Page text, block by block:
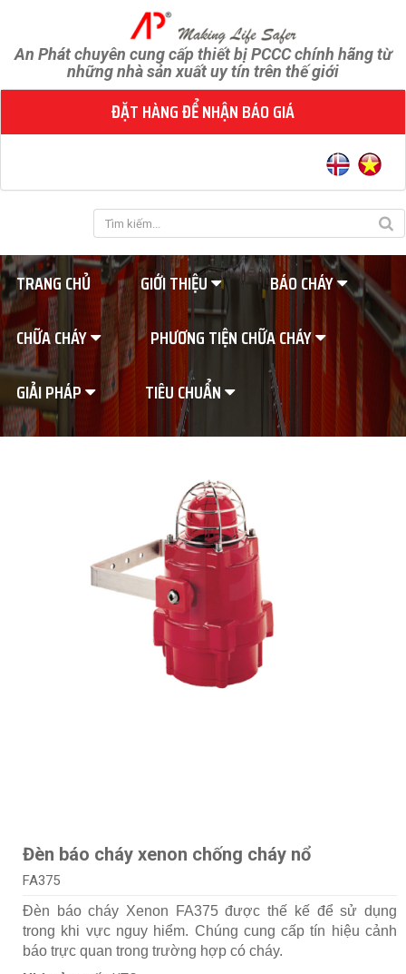
An Phát chuyên cung cấp thiết bị PCCC chính hãng từ
những nhà sản xuất uy tín trên thế giới
ĐẶT HÀNG ĐỂ NHẬN BÁO GIÁ
TRANG CHỦ GIỚI THIỆU
BÁO CHÁY
CHỮA CHÁY
PHƯƠNG TIỆN CHỮA CHÁY
GIẢI PHÁP
TIÊU CHUẨN
Đèn báo cháy xenon chống cháy nổ
FA375
Đèn báo cháy Xenon FA375 được thế kế để sử dụng
trong khi vực nguy hiểm. Chúng cung cấp tín hiệu cảnh
báo trực quan trong trường hợp có cháy.